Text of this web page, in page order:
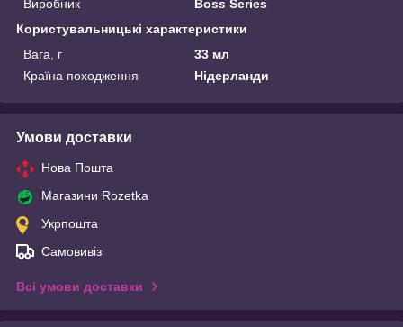
Виробник
Boss Series
Користувальницькі характеристики
Вага, г
33 мл
Країна походження
Нідерланди
Умови доставки
Нова Пошта
Магазини Rozetka
Укрпошта
Самовивіз
Всі умови доставки